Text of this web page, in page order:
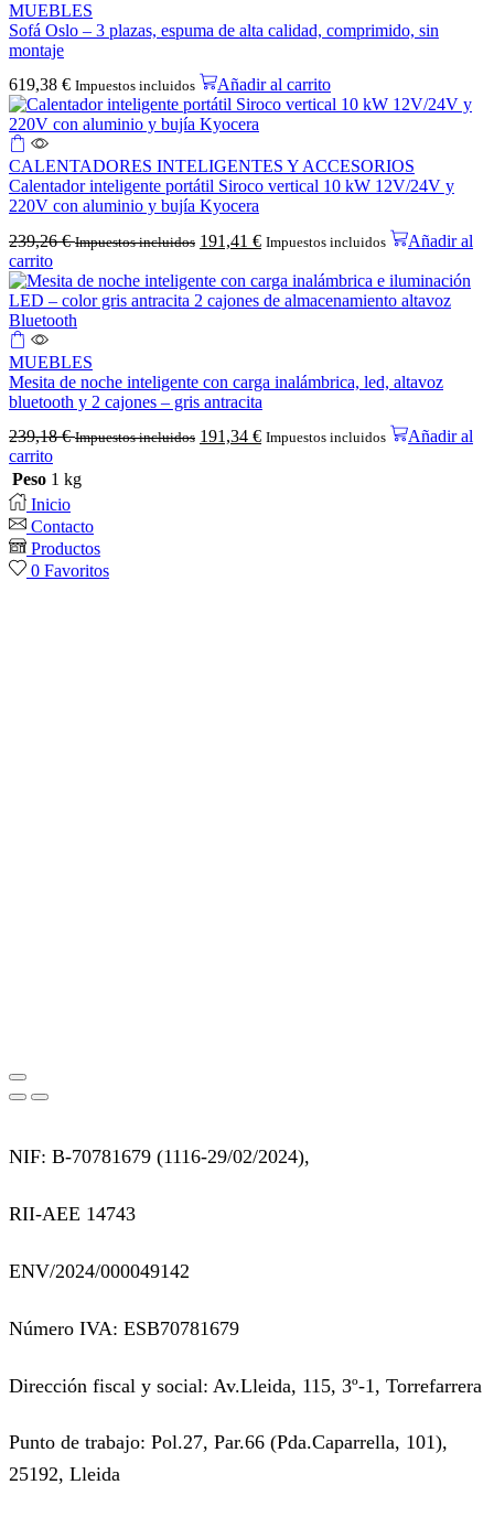
MUEBLES
Sofá Oslo – 3 plazas, espuma de alta calidad, comprimido, sin
montaje
619,38 € Impuestos incluidos Añadir al carrito
CALENTADORES INTELIGENTES Y ACCESORIOS
Calentador inteligente portátil Siroco vertical 10 kW 12V/24V y
220V con aluminio y bujía Kyocera
239,26€ Impuestos incluidos 191,41 € Impuestos incluidos
Añadir al
carrito
MUEBLES
Mesita de noche inteligente con carga inalámbrica, led, altavoz
bluetooth y 2 cajones – gris antracita
239,18€ Impuestos incluidos 191,34 € Impuestos incluidos
Añadir al
carrito
Peso 1 kg
Inicio
Contacto
Productos
0 Favoritos
NIF: B-70781679 (1116-29/02/2024),
RII-AEE 14743
ENV/2024/000049142
Número IVA: ESB70781679
Dirección fiscal y social: Av.Lleida, 115, 3º-1, Torrefarrera
Punto de trabajo: Pol.27, Par.66 (Pda.Caparrella, 101),
25192, Lleida